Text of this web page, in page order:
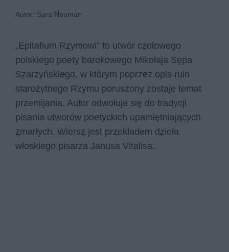
Autor: Sara Neuman
„Epitafium Rzymowi” to utwór czołowego
polskiego poety barokowego Mikołaja Sępa
Szarzyńskiego, w którym poprzez opis ruin
starożytnego Rzymu poruszony zostaje temat
przemijania. Autor odwołuje się do tradycji
pisania utworów poetyckich upamiętniających
zmarłych. Wiersz jest przekładem dzieła
włoskiego pisarza Janusa Vitalisa.